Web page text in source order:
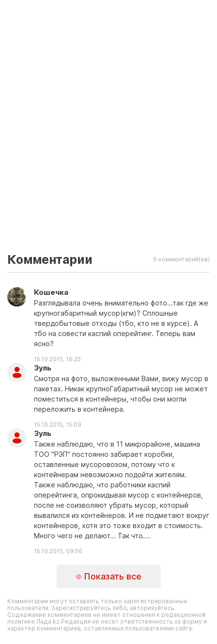
Комментарии 6 комментарий(ев)
Кошечка
Разглядывала очень внимательно фото...так где же
крупногабаритный мусор(кгм)? Сплошные
твердобытовые отходы (тбо, кто не в курсе). А
тбо на совести каспий оперейтинг. Теперь вам
ясно?
15.10.2015, 16:25
Зуль
Смотря на фото, выложенными Вами, вижу мусор в
пакетах. Никак крупноГабаритный мусор не может
поместиться в контейнеры, чтобы они могли
переложить в контейнера.
15.10.2015, 15:09
Зуль
Также наблюдаю, что в 11 микрорайоне, машина
ТОО "РЭП" постоянно забирает коробки,
оставленные мусоровозом, потому что к
контейнерам невозможно подойти жителям.
Также наблюдаю, что работники каспий
оперейтинга, опрокидывая мусор с контейнеров,
после не соизволяют убрать мусор, который
вывалился из контейнеров. И не подметают вокруг
контейнеров, хотя это тоже входит в стоимость.
Много чего не делают... Так что....
15.10.2015, 09:56
Показать все
Комментарии могут оставлять только зарегистрированные
пользователи. Зарегистрируйтесь либо, авторизуйтесь.
Содержание комментариев не имеет отношения к редакционной
политике Лада.kz.Редакция не несет ответственность за форму и
характер комментариев, оставляемых пользователями сайта.